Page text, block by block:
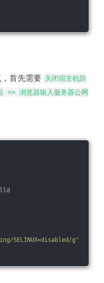
，首先需要 关闭宿主机防
=> 浏览器输入服务器公网
SELINUX=disabled/g"